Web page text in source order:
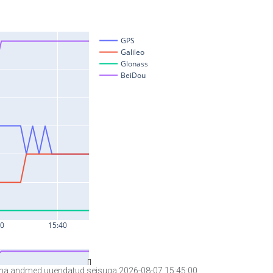
andmed uuendatud seisuga 2026-08-07 15:45:00